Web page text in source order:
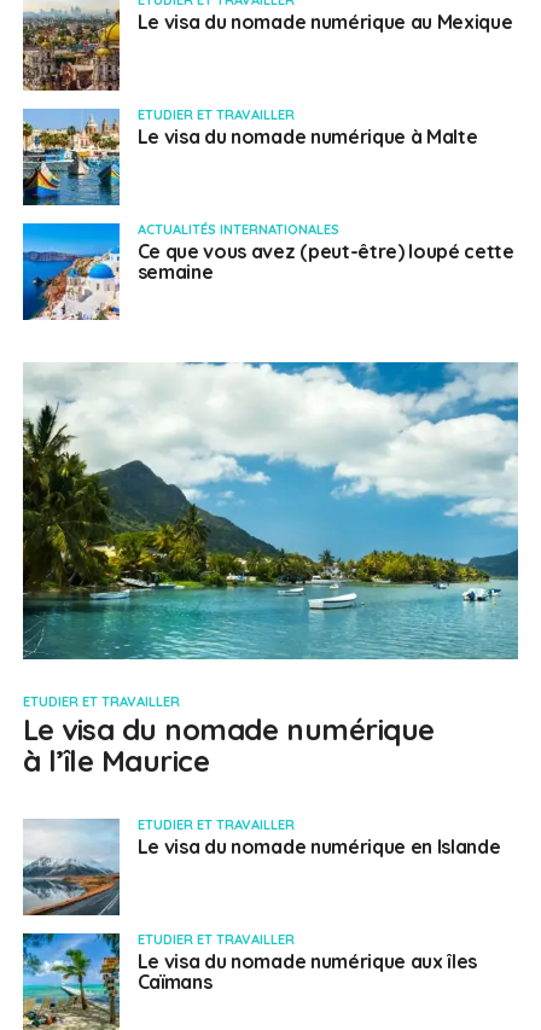
Le visa du nomade numérique au Mexique
ETUDIER ET TRAVAILLER
Le visa du nomade numérique à Malte
ACTUALITÉS INTERNATIONALES
Ce que vous avez (peut-être) loupé cette
semaine
ETUDIER ET TRAVAILLER
Le visa du nomade numérique
à l’île Maurice
ETUDIER ET TRAVAILLER
Le visa du nomade numérique en Islande
ETUDIER ET TRAVAILLER
Le visa du nomade numérique aux îles
Caïmans